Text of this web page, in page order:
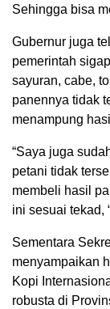
Sehingga bisa
Gubernur juga
pemerintah
sayuran, cabe,
panennya tidak
menampung
“Saya juga
petani tidak
membeli hasil
ini sesuai tekad,
Sementara
menyampaikan
Kopi
robusta di